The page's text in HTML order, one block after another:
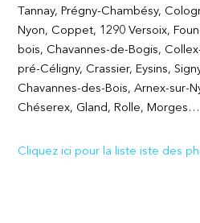
Tannay, Prégny-Chambésy,
Nyon, Coppet, 1290 Versoix,
bois, Chavannes-de-Bogis,
pré-Céligny, Crassier, Eysins,
Chavannes-des-Bois, Arnex-sur-
Chéserex, Gland, Rolle, Morges…
Cliquez ici pour la liste iste des